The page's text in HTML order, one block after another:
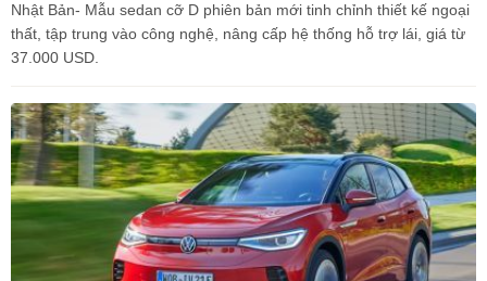
Nhật Bản- Mẫu sedan cỡ D phiên bản mới tinh chỉnh thiết kế ngoại
thất, tập trung vào công nghệ, nâng cấp hệ thống hỗ trợ lái, giá từ
37.000 USD.